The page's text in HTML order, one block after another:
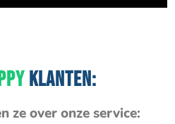
KLANTEN:
ze over onze service: